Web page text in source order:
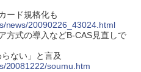
ード規格化も
news/20090226_43024.html
方式の導入などB-CAS見直しで
ない」と言及
20081222/soumu.htm